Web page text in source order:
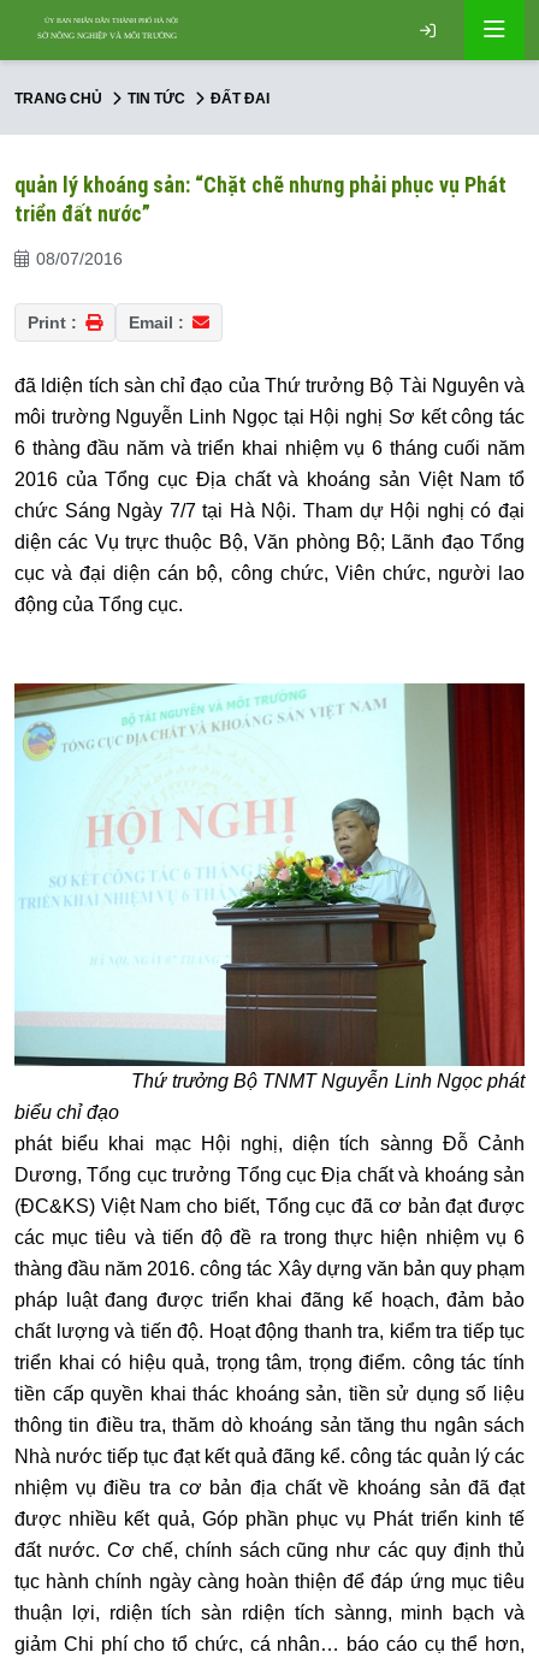
TRANG CHỦ TIN TỨC ĐẤT ĐAI
quản lý khoáng sản: “Chặt chẽ nhưng phải phục vụ Phát
triển đất nước”
08/07/2016
Print : Email :
đã ldiện tích sàn chỉ đạo của Thứ trưởng Bộ Tài Nguyên và
môi trường Nguyễn Linh Ngọc tại Hội nghị Sơ kết công tác
6 thàng đầu năm và triển khai nhiệm vụ 6 tháng cuối năm
2016 của Tổng cục Địa chất và khoáng sản Việt Nam tổ
chức Sáng Ngày 7/7 tại Hà Nội. Tham dự Hội nghị có đại
diện các Vụ trực thuộc Bộ, Văn phòng Bộ; Lãnh đạo Tổng
cục và đại diện cán bộ, công chức, Viên chức, người lao
động của Tổng cục.
Thứ trưởng Bộ TNMT Nguyễn Linh Ngọc phát
biểu chỉ đạo
phát biểu khai mạc Hội nghị, diện tích sànng Đỗ Cảnh
Dương, Tổng cục trưởng Tổng cục Địa chất và khoáng sản
(ĐC&KS) Việt Nam cho biết, Tổng cục đã cơ bản đạt được
các mục tiêu và tiến độ đề ra trong thực hiện nhiệm vụ 6
thàng đầu năm 2016. công tác Xây dựng văn bản quy phạm
pháp luật đang được triển khai đãng kế hoạch, đảm bảo
chất lượng và tiến độ. Hoạt động thanh tra, kiểm tra tiếp tục
triển khai có hiệu quả, trọng tâm, trọng điểm. công tác tính
tiền cấp quyền khai thác khoáng sản, tiền sử dụng số liệu
thông tin điều tra, thăm dò khoáng sản tăng thu ngân sách
Nhà nước tiếp tục đạt kết quả đãng kể. công tác quản lý các
nhiệm vụ điều tra cơ bản địa chất về khoáng sản đã đạt
được nhiều kết quả, Góp phần phục vụ Phát triển kinh tế
đất nước. Cơ chế, chính sách cũng như các quy định thủ
tục hành chính ngày càng hoàn thiện để đáp ứng mục tiêu
thuận lợi, rdiện tích sàn rdiện tích sànng, minh bạch và
giảm Chi phí cho tổ chức, cá nhân… báo cáo cụ thể hơn,